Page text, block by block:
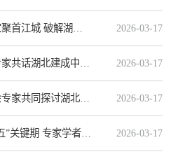
【中国日报网】百余专家聚首江城 破解湖北建成中部崛起战略支点“新密码” 2026-03-17
【中国新闻网】百余名专家共话湖北建成中部崛起战略支点“新密码” 2026-03-17
【中国教育新闻网】百余专家共同探讨湖北发展“新密码” 2026-03-17
【湖北日报】锚定“十五五”关键期 专家学者为湖北建成支点献智 2026-03-17